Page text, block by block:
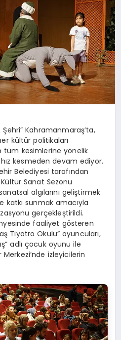
Şehri” Kahramanmaraş’ta,
kültür politikaları
kesimlerine yönelik
kesmeden devam ediyor.
Belediyesi tarafından
Sanat Sezonu
algılarını geliştirmek
katkı sunmak amacıyla
gerçekleştirildi.
faaliyet gösteren
Tiyatro Okulu” oyuncuları,
adlı çocuk oyunu ile
izleyicilerin